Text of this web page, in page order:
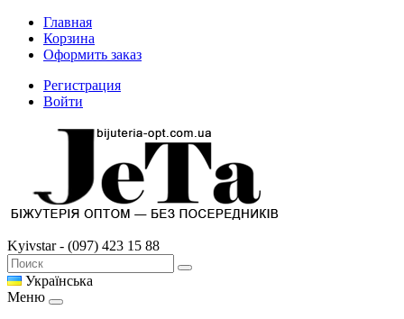
Главная
Корзина
Оформить заказ
Регистрация
Войти
Kyivstar - (097) 423 15 88
Українська
Меню